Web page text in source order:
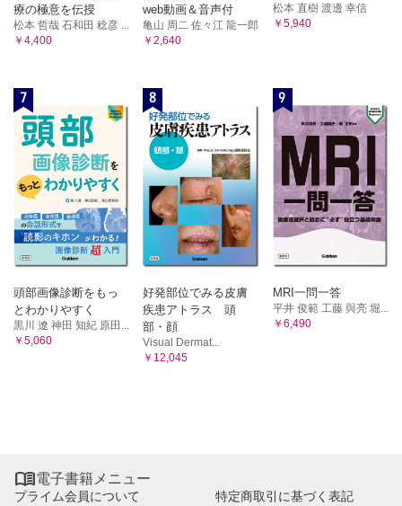
療の極意を伝授
松本 哲哉 石和田 稔彦 ...
￥4,400
web動画＆音声付
亀山 周二 佐々江 龍一郎
￥2,640
松本 直樹 渡邊 幸信
￥5,940
7
頭部画像診断をもっ
とわかりやすく
黒川 遼 神田 知紀 原田...
￥5,060
8
好発部位でみる皮膚
疾患アトラス 頭
部・顔
Visual Dermat...
￥12,045
9
MRI一問一答
平井 俊範 工藤 與亮 堀...
￥6,490
電子書籍メニュー
プライム会員について 特定商取引に基づく表記